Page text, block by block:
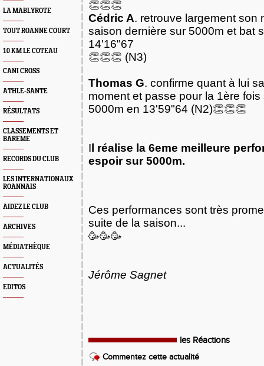
LA MABLYROTE
TOUT ROANNE COURT
10 KM LE COTEAU
CANI CROSS
ATHLE-SANTE
RÉSULTATS
CLASSEMENTS ET
BAREME
RECORDS DU CLUB
LES INTERNATIONAUX
ROANNAIS
AIDEZ LE CLUB
ARCHIVES
MÉDIATHÈQUE
ACTUALITÉS
EDITOS
👏👏👏
Cédric A. retrouve largement son
saison dernière sur 5000m et bat
14'16"67
👏👏👏 (N3)
Thomas G. confirme quant à lui
moment et passe pour la 1ère fois
5000m en 13'59"64 (N2)👏👏👏
I l réalise la 6eme meilleure
espoir sur 5000m.
Ces performances sont très
suite de la saison...
🥳🥳🥳
Jérôme Sagnet
les Réactions
Commentez cette actualité